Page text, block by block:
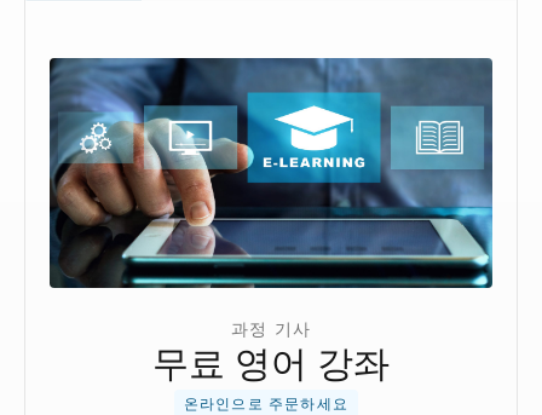
과정 기사
무료 영어 강좌
온라인으로 주문하세요